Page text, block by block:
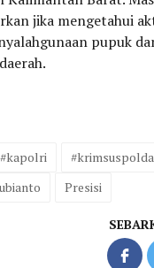
jika mengetahui
pupuk
#kapolri
Presisi